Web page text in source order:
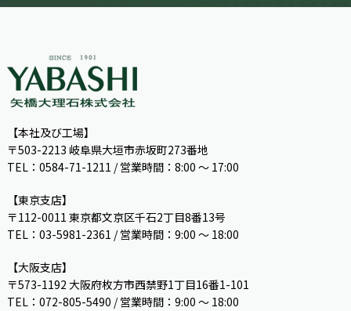
【本社及び工場】
〒503-2213 岐阜県大垣市赤坂町273番地
TEL：0584-71-1211 / 営業時間：8:00 ～ 17:00
【東京支店】
〒112-0011 東京都文京区千石2丁目8番13号
TEL：03-5981-2361 / 営業時間：9:00 〜 18:00
【大阪支店】
〒573-1192 大阪府枚方市西禁野1丁目16番1-101
TEL：072-805-5490 / 営業時間：9:00 ～ 18:00